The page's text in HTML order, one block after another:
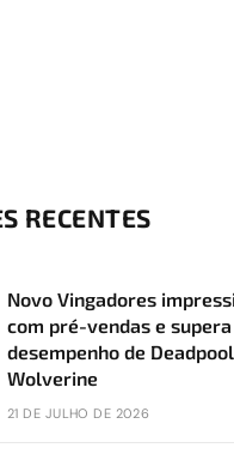
RECENTES
Novo Vingadores
com pré-vendas e supera
desempenho de
Wolverine
21 DE JULHO DE 2026